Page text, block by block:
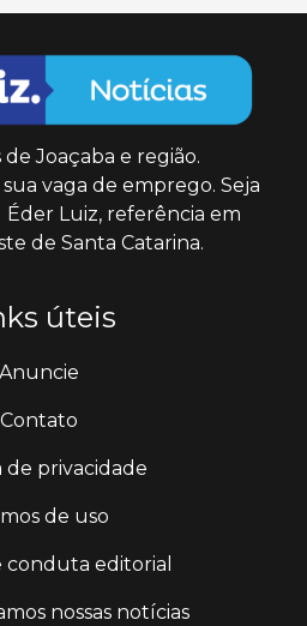
Joaçaba e região.
vaga de emprego. Seja
Luiz, referência em
de Santa Catarina.
úteis
Anuncie
Contato
de privacidade
de uso
conduta editorial
nossas notícias